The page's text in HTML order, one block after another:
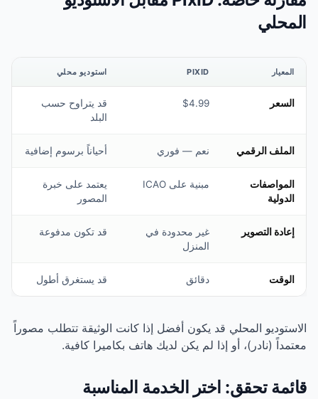
PIXID استوديو محلي
$4.99
قد يتراوح حسب
نعم — فوري أحياناً برسوم إضافية
مبنية على ICAO
يعتمد على خبرة
غير محدودة في
قد تكون مدفوعة
دقائق قد يستغرق أطول
يكون أفضل إذا كانت الوثيقة تتطلب مصوراً
لم يكن لديك هاتف بكاميرا كافية.
الخدمة المناسبة